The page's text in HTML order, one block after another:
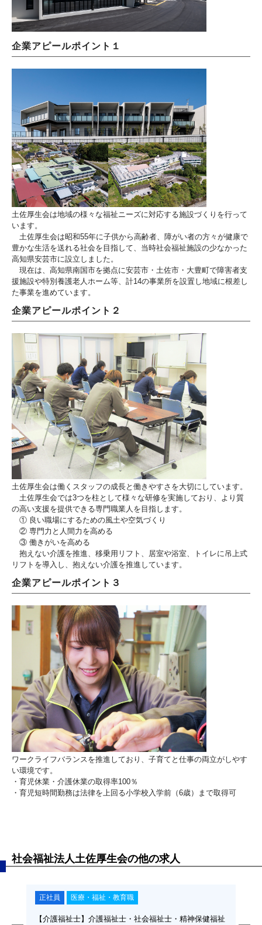
企業アピールポイント１
土佐厚生会は地域の様々な福祉ニーズに対応する施設づくりを行って
います。
土佐厚生会は昭和55年に子供から高齢者、障がい者の方々が健康で
豊かな生活を送れる社会を目指して、当時社会福祉施設の少なかった
高知県安芸市に設立しました。
現在は、高知県南国市を拠点に安芸市・土佐市・大豊町で障害者支
援施設や特別養護老人ホーム等、計14の事業所を設置し地域に根差し
た事業を進めています。
企業アピールポイント２
土佐厚生会は働くスタッフの成長と働きやすさを大切にしています。
土佐厚生会では3つを柱として様々な研修を実施しており、より質
の高い支援を提供できる専門職業人を目指します。
① 良い職場にするための風土や空気づくり
② 専門力と人間力を高める
③ 働きがいを高める
抱えない介護を推進、移乗用リフト、居室や浴室、トイレに吊上式
リフトを導入し、抱えない介護を推進しています。
企業アピールポイント３
ワークライフバランスを推進しており、子育てと仕事の両立がしやす
い環境です。
・育児休業・介護休業の取得率100％
・育児短時間勤務は法律を上回る小学校入学前（6歳）まで取得可
社会福祉法人土佐厚生会の他の求人
正社員 医療・福祉・教育職
【介護福祉士】介護福祉士・社会福祉士・精神保健福祉